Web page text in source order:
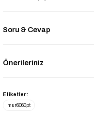
Soru & Cevap
Önerileriniz
Etiketler :
mur6060pt